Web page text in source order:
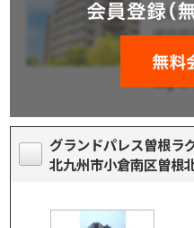
グランドパレス曽根ラ
北九州市小倉南区曽根